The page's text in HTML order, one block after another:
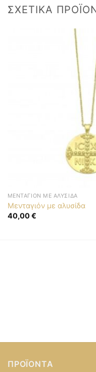
ΣΧΕΤΙΚΆ
ΜΕΝΤΑΓΙΌΝ ΜΕ ΑΛΥΣΊΔΑ
Μενταγιόν με αλυσίδα
40,00€
ΠΡΟΪΌΝΤΑ